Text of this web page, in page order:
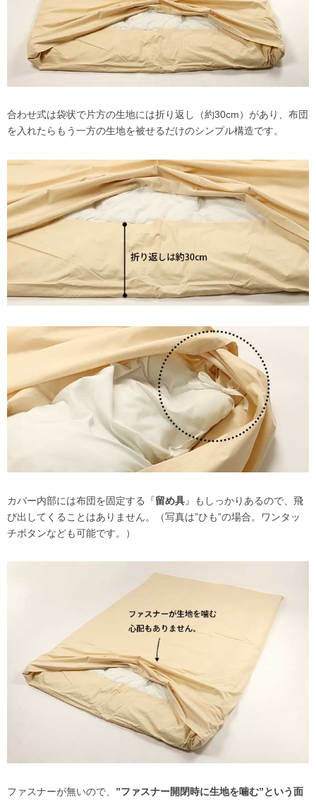
合わせ式は袋状で片方の生地には折り返し（約30cm）があり、布団
を入れたらもう一方の生地を被せるだけのシンプル構造です。
カバー内部には布団を固定する『留め具』もしっかりあるので、飛
び出してくることはありません。（写真は”ひも”の場合。ワンタッ
チボタンなども可能です。）
ファスナーが無いので、 ”ファスナー開閉時に生地を噛む”という面